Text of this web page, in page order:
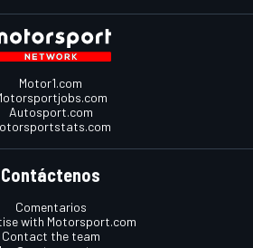
Motor1.com
Autosport.com
Contáctenos
Comentarios
with Motorsport.com
Contact the team